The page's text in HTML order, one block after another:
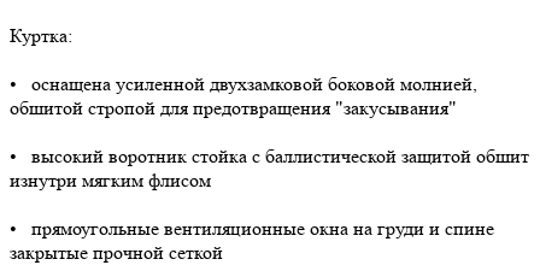
Куртка:
• оснащена усиленной двухзамковой боковой молнией,
обшитой стропой для предотвращения "закусывания"
• высокий воротник стойка с баллистической защитой обшит
изнутри мягким флисом
• прямоугольные вентиляционные окна на груди и спине
закрытые прочной сеткой